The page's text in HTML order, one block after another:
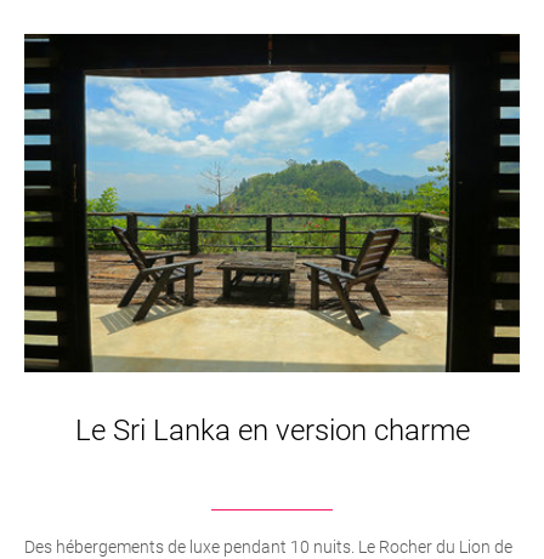
Le Sri Lanka en version charme
Des hébergements de luxe pendant 10 nuits. Le Rocher du Lion de